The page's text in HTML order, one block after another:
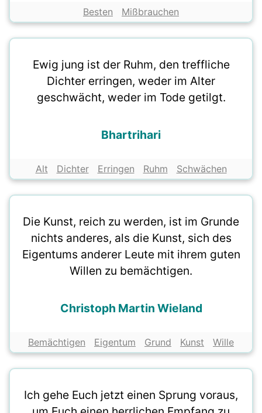
Besten Mißbrauchen
Ewig jung ist der Ruhm, den treffliche
Dichter erringen, weder im Alter
geschwächt, weder im Tode getilgt.
Bhartrihari
Alt Dichter Erringen Ruhm Schwächen
Die Kunst, reich zu werden, ist im Grunde
nichts anderes, als die Kunst, sich des
Eigentums anderer Leute mit ihrem guten
Willen zu bemächtigen.
Christoph Martin Wieland
Bemächtigen Eigentum Grund Kunst Wille
Ich gehe Euch jetzt einen Sprung voraus,